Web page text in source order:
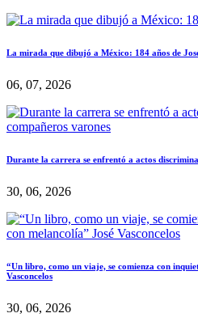
La mirada que dibujó a México: 184 años de
06, 07, 2026
Durante la carrera se enfrentó a actos
30, 06, 2026
“Un libro, como un viaje, se comienza con
Vasconcelos
30, 06, 2026